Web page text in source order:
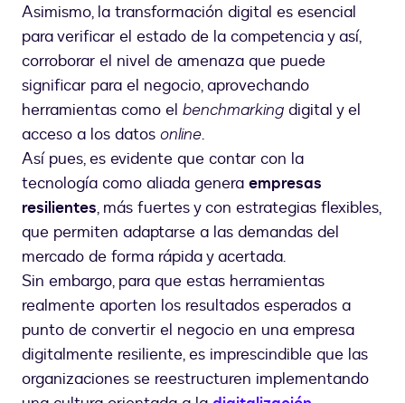
Asimismo, la transformación digital es esencial
para verificar el estado de la competencia y así,
corroborar el nivel de amenaza que puede
significar para el negocio, aprovechando
herramientas como el benchmarking digital y el
acceso a los datos online.
Así pues, es evidente que contar con la
tecnología como aliada genera empresas
resilientes, más fuertes y con estrategias flexibles,
que permiten adaptarse a las demandas del
mercado de forma rápida y acertada.
Sin embargo, para que estas herramientas
realmente aporten los resultados esperados a
punto de convertir el negocio en una empresa
digitalmente resiliente, es imprescindible que las
organizaciones se reestructuren implementando